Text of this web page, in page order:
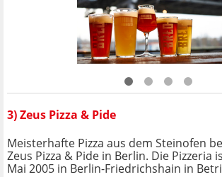
3) Zeus Pizza & Pide
Meisterhafte Pizza aus dem Steinofen
Zeus Pizza & Pide in Berlin. Die Pizzeria
Mai 2005 in Berlin-Friedrichshain in